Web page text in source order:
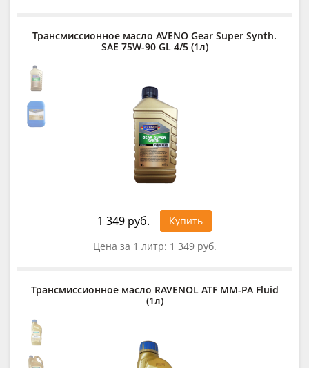
Трансмиссионное масло AVENO Gear Super Synth.
SAE 75W-90 GL 4/5 (1л)
1 349 руб.
Купить
Цена за 1 литр: 1 349 руб.
Трансмиссионное масло RAVENOL ATF MM-PA Fluid
(1л)